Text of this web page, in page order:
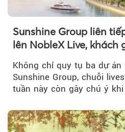
Sunshine Group liên
lên NobleX Live, khách
Không chỉ quy tụ ba dự án
Sunshine Group, chuỗi
tuần này còn gây chú ý